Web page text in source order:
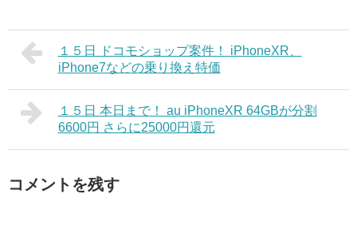
１５日 ドコモショップ案件！ iPhoneXR、
iPhone7などの乗り換え特価
１５日 本日まで！ au iPhoneXR 64GBが分割
6600円 さらに25000円還元
コメントを残す